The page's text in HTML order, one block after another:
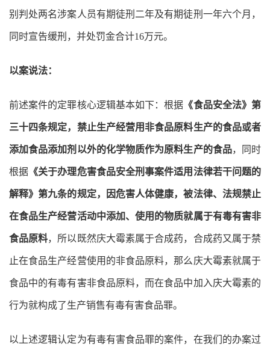
别判处两名涉案人员有期徒刑二年及有期徒刑一年六个月，
同时宣告缓刑，并处罚金合计16万元。
以案说法：
前述案件的定罪核心逻辑基本如下：根据 《食品安全法》第
三十四条规定，禁止生产经营用非食品原料生产的食品或者
添加食品添加剂以外的化学物质作为原料生产的食品，同时
根据 《关于办理危害食品安全刑事案件适用法律若干问题的
解释》第九条的规定，因危害人体健康，被法律、法规禁止
在食品生产经营活动中添加、使用的物质就属于有毒有害非
食品原料，所以既然庆大霉素属于合成药，合成药又属于禁
止在食品生产经营使用的非食品原料，那么庆大霉素就属于
食品中的有毒有害非食品原料，而在食品中加入庆大霉素的
行为就构成了生产销售有毒有害食品罪。
以上述逻辑认定为有毒有害食品罪的案件，在我们的办案过